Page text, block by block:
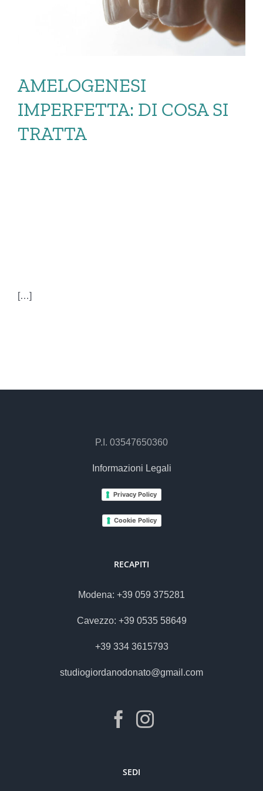
AMELOGENESI
IMPERFETTA: DI COSA SI
TRATTA
[…]
P.I. 03547650360
Informazioni Legali
Privacy Policy
Cookie Policy
RECAPITI
Modena: +39 059 375281
Cavezzo: +39 0535 58649
+39 334 3615793
studiogiordanodonato@gmail.com
SEDI